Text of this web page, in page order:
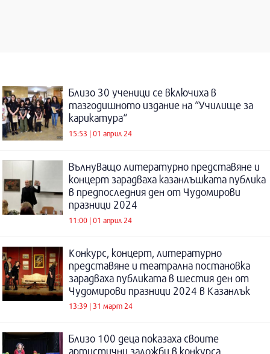
Близо 30 ученици се включиха в
тазгодишното издание на “Училище за
карикатура“
15:53 | 01 април 24
Вълнуващо литературно представяне и
концерт зарадваха казанлъшката публика
в предпоследния ден от Чудомирови
празници 2024
11:00 | 01 април 24
Конкурс, концерт, литературно
представяне и театрална постановка
зарадваха публиката в шестия ден от
Чудомирови празници 2024 в Казанлък
13:39 | 31 март 24
Близо 100 деца показаха своите
артистични заложби в конкурса